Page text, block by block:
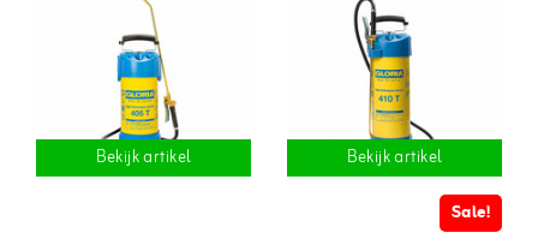
Bekijk artikel
Bekijk artikel
Sale!